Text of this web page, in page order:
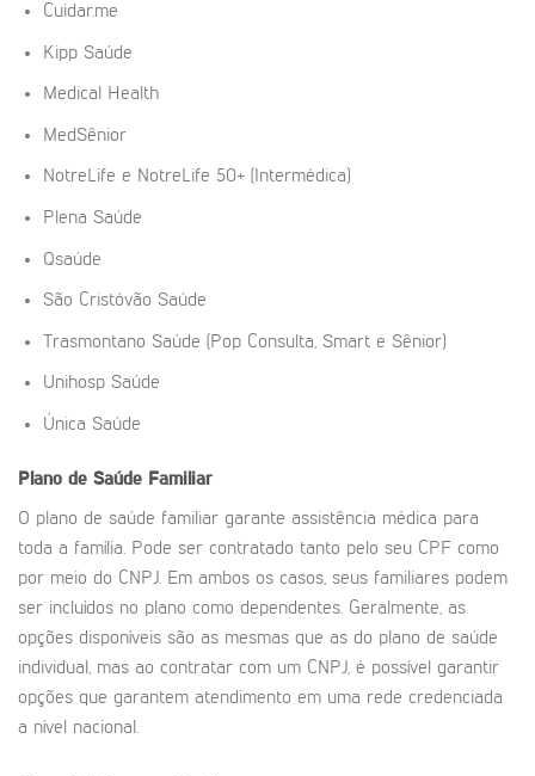
Cuidar.me
Kipp Saúde
Medical Health
MedSênior
NotreLife e NotreLife 50+ (Intermédica)
Plena Saúde
Qsaúde
São Cristóvão Saúde
Trasmontano Saúde (Pop Consulta, Smart e Sênior)
Unihosp Saúde
Única Saúde
Plano de Saúde Familiar
O plano de saúde familiar garante assistência médica para
toda a família. Pode ser contratado tanto pelo seu CPF como
por meio do CNPJ. Em ambos os casos, seus familiares podem
ser incluídos no plano como dependentes. Geralmente, as
opções disponíveis são as mesmas que as do plano de saúde
individual, mas ao contratar com um CNPJ, é possível garantir
opções que garantem atendimento em uma rede credenciada
a nível nacional.